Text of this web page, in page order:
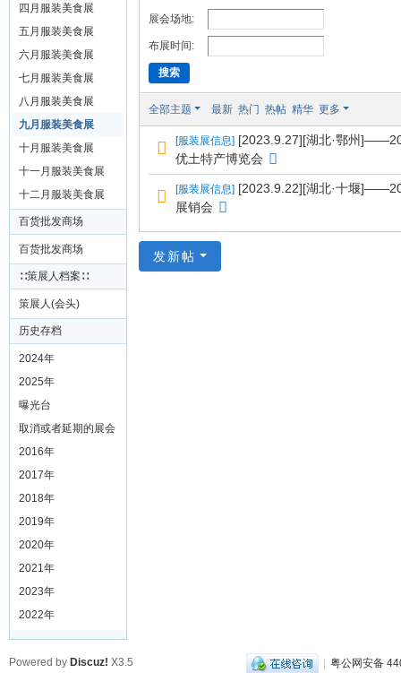
展
销
会
四月服装美食展
五月服装美食展
六月服装美食展
七月服装美食展
八月服装美食展
九月服装美食展
十月服装美食展
十一月服装美食展
十二月服装美食展
百货批发商场
百货批发商场
∷策展人档案∷
策展人(会头)
历史存档
2024年
2025年
曝光台
取消或者延期的展会
2016年
2017年
2018年
2019年
2020年
2021年
2023年
2022年
展会场地:
布展时间:
搜索
全部主题 最新 热门 热帖 精华 更多
[服装展信息] [2023.9.27][湖北·鄂州
优土特产博览会
[服装展信息] [2023.9.22][湖北·十堰
展销会
发新帖
| 粤公网安备
Powered by Discuz! X3.5